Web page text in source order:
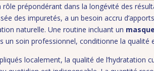
rôle prépondérant dans la longévité des
des impuretés, a un besoin accru
naturelle. Une routine incluant un
un soin professionnel, conditionne la qualité
localement, la qualité de l’hydratation